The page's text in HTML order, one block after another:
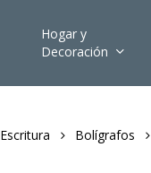
Hogar y
Decoración
Escritura Bolígrafos